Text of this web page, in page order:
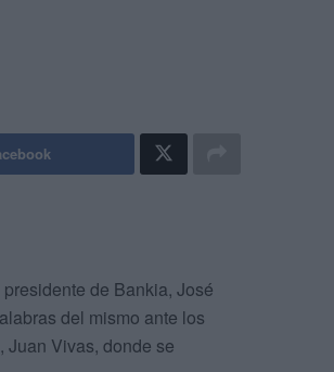
de Bankia, José
del mismo ante los
Juan Vivas, donde se